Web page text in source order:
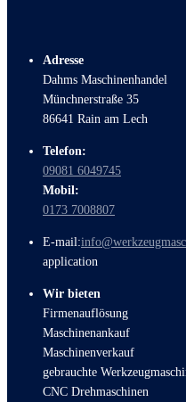
Adresse
Dahms Maschinenhandel
Münchnerstraße 35
86641 Rain am Lech
Telefon:
09081 6049745
Mobil:
0173 7008807
E-mail:
application
Wir bieten
Firmenauflösung
Maschinenankauf
Maschinenverkauf
gebrauchte
CNC Drehmaschinen